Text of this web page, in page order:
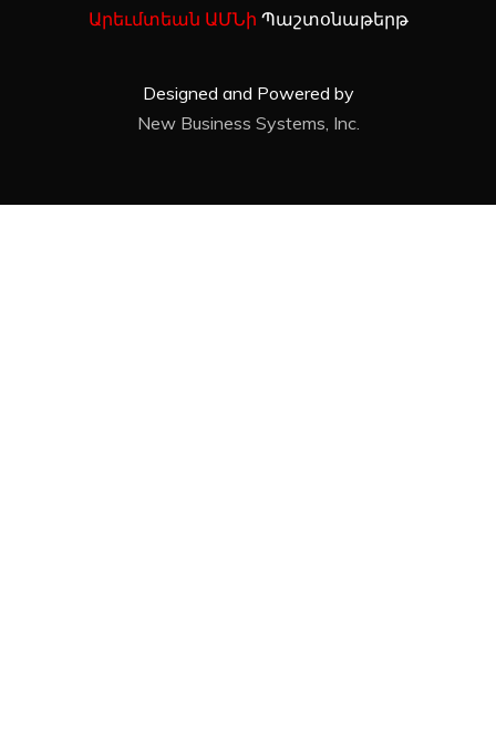
Արեւմտեան ԱՄՆի Պաշտօնաթերթ
Designed and Powered by
New Business Systems, Inc.